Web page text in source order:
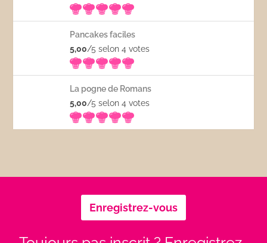
Pancakes faciles
5,00/5 selon 4votes
La pogne de Romans
5,00/5 selon 4votes
Enregistrez-vous